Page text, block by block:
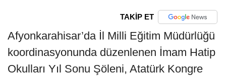
TAKİP ET
Afyonkarahisar’da İl Milli Eğitim Müdürlüğü
koordinasyonunda düzenlenen İmam Hatip
Okulları Yıl Sonu Şöleni, Atatürk Kongre